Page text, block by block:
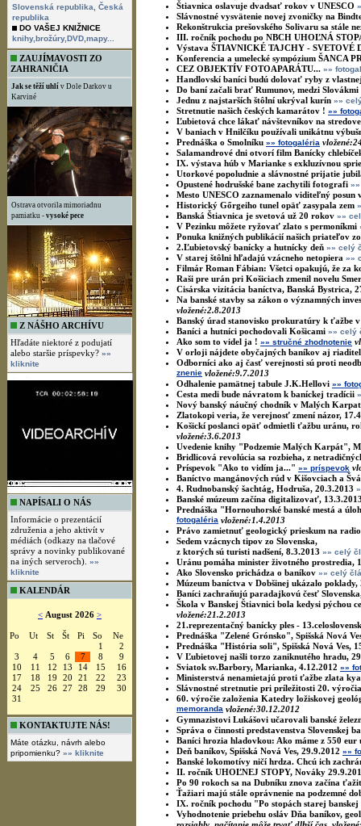
Slovenská republika,
Česká
republika
DO VAŠEJ KNIŽNICE
knihy,brožúry,DVD,mapy...
ZAUJÍMAVOSTI ZO
ZAHRANIČIA
Jak se těží uhlí v Dole Darkov u
Karviné
Ostrava otvorila mimoriadnu
pamiatku - vysoké pece
Z NÁŠHO ARCHÍVU
Hľadáte niektoré z podujatí
alebo staršie príspevky? »»
kliknite
NAPÍSALI O NÁS
Informácie o prezentácií
združenia a jeho aktivít v
médiách (odkazy na tlačové
správy a novinky publikované
na iných serveroch). »»
kliknite
KALENDÁR
< August 2026 >
Po Ut St Št Pi So
Ne
1
2
3
4 5 6 7 8
9
10
11 12 13 14 15
16
17
18 19 20 21 22
23
24
25 26 27 28 29
30
31
KONTAKTUJTE NÁS!
Máte otázku, návrh alebo
pripomienku? »» kliknite
Štiavnica oslavuje dvadsať rokov v UNESCO
Slávnostné vysvätenie novej zvoničky na
Rekonštrukcia prešovského Solivaru sa stále
III. ročník pochodu po NBCH UHOĽNÁ
Výstava ŠTIAVNICKÉ TAJCHY - SVETOVÉ
Konferencia a umelecké sympózium ŠANCA
CEZ OBJEKTÍV FOTOAPARÁTU... »»
Handlovskí baníci budú dolovať ryby z
Do baní začali brať Rumunov, medzi Slovákmi
Jednu z najstarších štôlní ukrýval kurín »»
Stretnutie našich českých kamarátov ! »»
Ľubietová chce lákať návštevníkov na
V baniach v Hnilčíku používali unikátnu
Prednáška o Smolníku »» fotogaléria
Salamandrové dni otvorí film Banícky
IX. výstava húb v Marianke s exkluzívnou
Utorkové popoludnie a slávnostné prijatie
Opustené hodrušské bane zachytili fotografi
Mesto UNESCO zaznamenalo viditeľný posun
Historický Gőrgeiho tunel opäť zasypala zem
Banská Štiavnica je svetová už 20 rokov »»
V Pezinku môžete ryžovať zlato s permoníkmi
Ponuka knižných publikácií našich priateľov
2.Ľubietovský banícky a hutnícky deň »» celý
V starej štôlni hľadajú vzácneho netopiera »»
Filmár Roman Fábian: Všetci opakujú, že za
Raši pre urán pri Košiciach zmenil novelu
Cisárska vizitácia baníctva, Banská Bystrica,
Na banské stavby sa zákon o významných
vložené:2.8.2013
Banský úrad stanovisko prokuratúry k ťažbe
Baníci a hutníci pochodovali Košicami »» celý
Ako som to videl ja ! »» stručné zhodnotenie
V orloji nájdete obyčajných baníkov aj
Odborníci ako aj časť verejnosti sú proti
znenie vložené:9.7.2013
Odhalenie pamätnej tabule J.K.Hellovi »»
Cesta medi bude návratom k baníckej tradícii
Nový banský náučný chodník v Malých
Zlatokopi veria, že verejnosť zmení názor,
Košickí poslanci opäť odmietli ťažbu uránu,
vložené:3.6.2013
Uvedenie knihy "Podzemie Malých Karpát",
Bridlicová revolúcia sa rozbieha, z
Príspevok "Ako to vidím ja..." »» príspevok
Baníctvo mangánových rúd v Kišovciach a
4. Rudnobanský šachtág, Hodruša, 20.3.2013
Banské múzeum začína digitalizovať,
Prednáška "Hornouhorské banské mestá a
fotogaléria vložené:1.4.2013
Právo zamietnuť geologický prieskum na
Sedem vzácnych tipov zo Slovenska,
z ktorých sú turisti nadšení, 8.3.2013 »» celý
Uránu pomáha minister životného prostredia,
Ako Slovensko prichádza o baníkov »» celý
Múzeum baníctva v Dobšinej ukázalo poklady,
Baníci zachraňujú paradajkovú česť
Škola v Banskej Štiavnici bola kedysi pýchou
vložené:21.2.2013
21.reprezentačný banícky ples -
Prednáška "Zelené Grónsko", Spišská Nová
Prednáška "História soli", Spišská Nová Ves,
V Ľubietovej našli torzo zaniknutého hradu,
Sviatok sv.Barbory, Marianka, 4.12.2012 »»
Ministerstvá nenamietajú proti ťažbe zlata
Slávnostné stretnutie pri príležitosti 20.
60. výročie založenia Katedry ložiskovej
memoranda vložené:30.12.2012
Gymnazistovi Lukášovi učarovali banské
Správa o činnosti predstavenstva Slovenskej
Baníci hrozia hladovkou: Ako máme z 550
Deň baníkov, Spišská Nová Ves, 29.9.2012 »»
Banské lokomotívy ničí hrdza. Chcú ich
II. ročník UHOĽNEJ STOPY, Nováky
Po 90 rokoch sa na Dubníku znova začína
Ťažiari majú stále oprávnenie na podzemné
IX. ročník pochodu "Po stopách starej
Vyhodnotenie priebehu osláv Dňa baníkov,